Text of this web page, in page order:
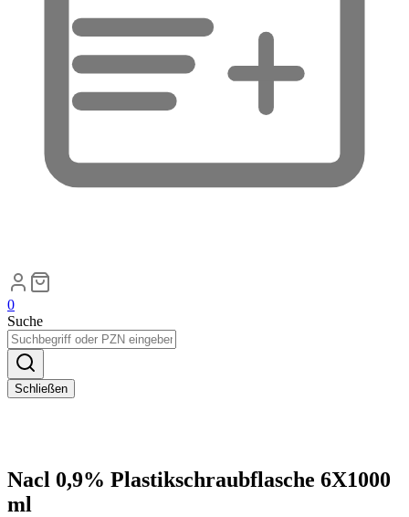
0
Suche
Schließen
Nacl 0,9% Plastikschraubflasche 6X1000
ml